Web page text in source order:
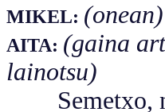
MIKEL: (onean)
AITA: (gaina
lainotsu)
Semetxo,